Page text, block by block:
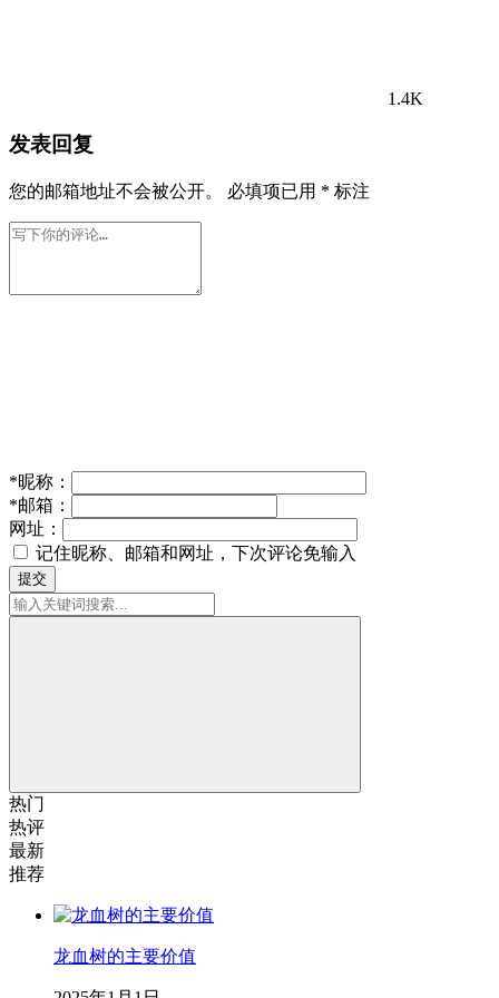
1.4K
发表回复
您的邮箱地址不会被公开。 必填项已用 * 标注
*昵称：
*邮箱：
网址：
记住昵称、邮箱和网址，下次评论免输入
提交
热门
热评
最新
推荐
龙血树的主要价值